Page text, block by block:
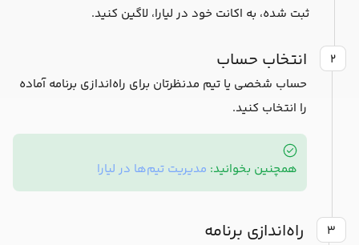
ثبت شده، به اکانت خود در لیارا، لاگین کنید.
۲ انتخاب حساب
حساب شخصی یا تیم مدنظرتان برای راه‌اندازی برنامه آماده
را انتخاب کنید.
همچنین بخوانید: مدیریت تیم‌ها در لیارا
۳ راه‌اندازی برنامه